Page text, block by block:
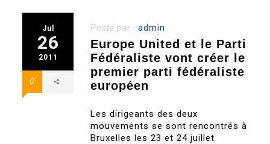
Jul
26
2011
0
Posté par :admin
Europe United et le Parti
Fédéraliste vont créer le
premier parti fédéraliste
européen
Les dirigeants des deux
mouvements se sont rencontrés à
Bruxelles les 23 et 24 juillet